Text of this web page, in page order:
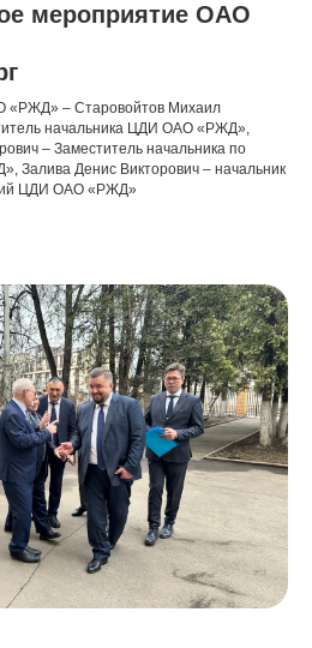
мероприятие ОАО
«РЖД» – Старовойтов Михаил
начальника ЦДИ ОАО «РЖД»,
– Заместитель начальника по
Залива Денис Викторович – начальник
ЦДИ ОАО «РЖД»